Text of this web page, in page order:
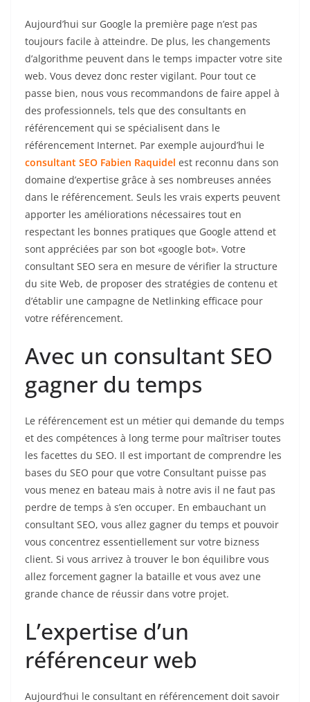
Aujourd’hui sur Google la première page n’est pas
toujours facile à atteindre. De plus, les changements
d’algorithme peuvent dans le temps impacter votre site
web. Vous devez donc rester vigilant. Pour tout ce
passe bien, nous vous recommandons de faire appel à
des professionnels, tels que des consultants en
référencement qui se spécialisent dans le
référencement Internet. Par exemple aujourd’hui le
consultant SEO Fabien Raquidel est reconnu dans son
domaine d’expertise grâce à ses nombreuses années
dans le référencement. Seuls les vrais experts peuvent
apporter les améliorations nécessaires tout en
respectant les bonnes pratiques que Google attend et
sont appréciées par son bot «google bot». Votre
consultant SEO sera en mesure de vérifier la structure
du site Web, de proposer des stratégies de contenu et
d’établir une campagne de Netlinking efficace pour
votre référencement.
Avec un consultant SEO
gagner du temps
Le référencement est un métier qui demande du temps
et des compétences à long terme pour maîtriser toutes
les facettes du SEO. Il est important de comprendre les
bases du SEO pour que votre Consultant puisse pas
vous menez en bateau mais à notre avis il ne faut pas
perdre de temps à s’en occuper. En embauchant un
consultant SEO, vous allez gagner du temps et pouvoir
vous concentrez essentiellement sur votre bizness
client. Si vous arrivez à trouver le bon équilibre vous
allez forcement gagner la bataille et vous avez une
grande chance de réussir dans votre projet.
L’expertise d’un
référenceur web
Aujourd’hui le consultant en référencement doit savoir